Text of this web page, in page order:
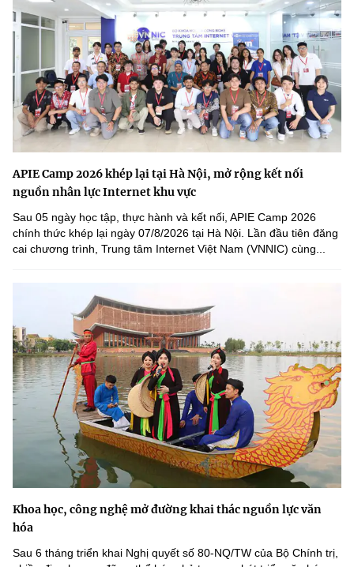
APIE Camp 2026 khép lại tại Hà Nội, mở rộng kết nối
nguồn nhân lực Internet khu vực
Sau 05 ngày học tập, thực hành và kết nối, APIE Camp 2026
chính thức khép lại ngày 07/8/2026 tại Hà Nội. Lần đầu tiên đăng
cai chương trình, Trung tâm Internet Việt Nam (VNNIC) cùng...
Khoa học, công nghệ mở đường khai thác nguồn lực văn
hóa
Sau 6 tháng triển khai Nghị quyết số 80-NQ/TW của Bộ Chính trị,